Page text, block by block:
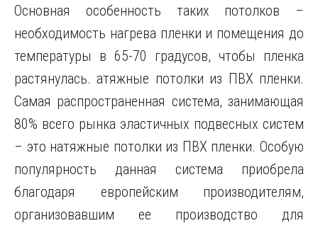
Основная особенность таких потолков –
необходимость нагрева пленки и помещения до
температуры в 65-70 градусов, чтобы пленка
растянулась. атяжные потолки из ПВХ пленки.
Самая распространенная система, занимающая
80% всего рынка эластичных подвесных систем
– это натяжные потолки из ПВХ пленки. Особую
популярность данная система приобрела
благодаря европейским производителям,
организовавшим ее производство для